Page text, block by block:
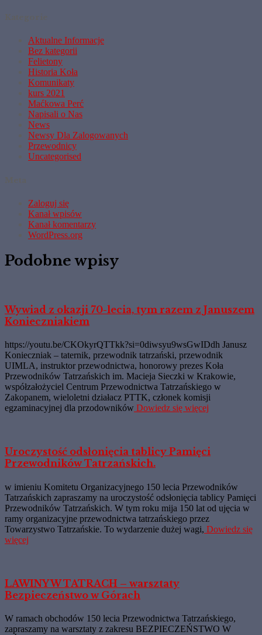
Aktualne Informacje
Bez kategorii
Felietony
Historia Koła
Komunikaty
kurs 2021
Maćkowa Perć
Napisali o Nas
News
Newsy Dla Zalogowanych
Przewodnicy
Uncategorised
Zaloguj się
Kanał wpisów
Kanał komentarzy
WordPress.org
Podobne wpisy
Wywiad z okazji 70-lecia, tym razem z Januszem
Konieczniakiem
https://youtu.be/CKOkyrQTTkk?si=0diwsyu9wsGwIDdh Janusz
Konieczniak – taternik, przewodnik tatrzański, przewodnik
UIMLA, instruktor przewodnictwa, honorowy prezes Koła
Przewodników Tatrzańskich im. Macieja Sieczki w Krakowie,
współzałożyciel Centrum Przewodnictwa Tatrzańskiego w
Zakopanem, wieloletni działacz PTTK, członek komisji
egzaminacyjnej dla przodowników Dowiedz się więcej
Uroczystość odsłonięcia tablicy Pamięci
Przewodników Tatrzańskich.
w imieniu Komitetu Organizacyjnego 150 lecia Przewodników
Tatrzańskich zapraszamy na uroczystość odsłonięcia tablicy Pamięci
Przewodników Tatrzańskich. W tym roku mija 150 lat od ujęcia w
ramy organizacyjne przewodnictwa tatrzańskiego przez
Towarzystwo Tatrzańskie. To wydarzenie dużej wagi, Dowiedz się
więcej
LAWINY W TATRACH – warsztaty
Bezpieczeństwo w Górach
W ramach obchodów 150 lecia Przewodnictwa Tatrzańskiego,
zapraszamy na warsztaty z zakresu BEZPIECZEŃSTWO W